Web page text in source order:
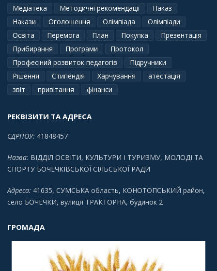
Медіатека
Методичні рекомендації
Наказ
Накази
Оголошення Олімпіада
Олімпіади
Освіта
Перемога План Покупка
Презентація
Прибирання
Програми
Протокол
Професіний розвиток педагогів
Підручники
Рішення
Стипендія Харчування
атестація
звіт
привітання фінанси
РЕКВІЗИТИ ТА АДРЕСА
ЄДРПОУ: 41848457
Назва: ВІДДІЛ ОСВІТИ, КУЛЬТУРИ І ТУРИЗМУ, МОЛОДІ ТА
СПОРТУ БОЧЕЧКІВСЬКОЇ СІЛЬСЬКОЇ РАДИ
Адреса: 41635, СУМСЬКА область, КОНОТОПСЬКИЙ район,
село БОЧЕЧКИ, вулиця ТРАКТОРНА, будинок 2
ГРОМАДА